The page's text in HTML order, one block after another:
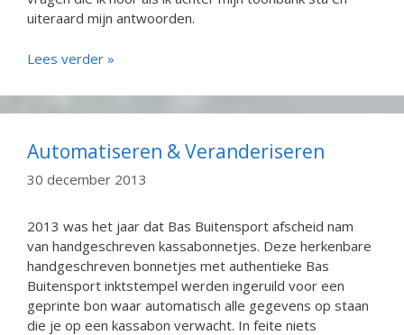
uiteraard mijn antwoorden.
Lees verder »
Automatiseren & Veranderiseren
30 december 2013
2013 was het jaar dat Bas Buitensport afscheid nam
van handgeschreven kassabonnetjes. Deze herkenbare
handgeschreven bonnetjes met authentieke Bas
Buitensport inktstempel werden ingeruild voor een
geprinte bon waar automatisch alle gegevens op staan
die je op een kassabon verwacht. In feite niets